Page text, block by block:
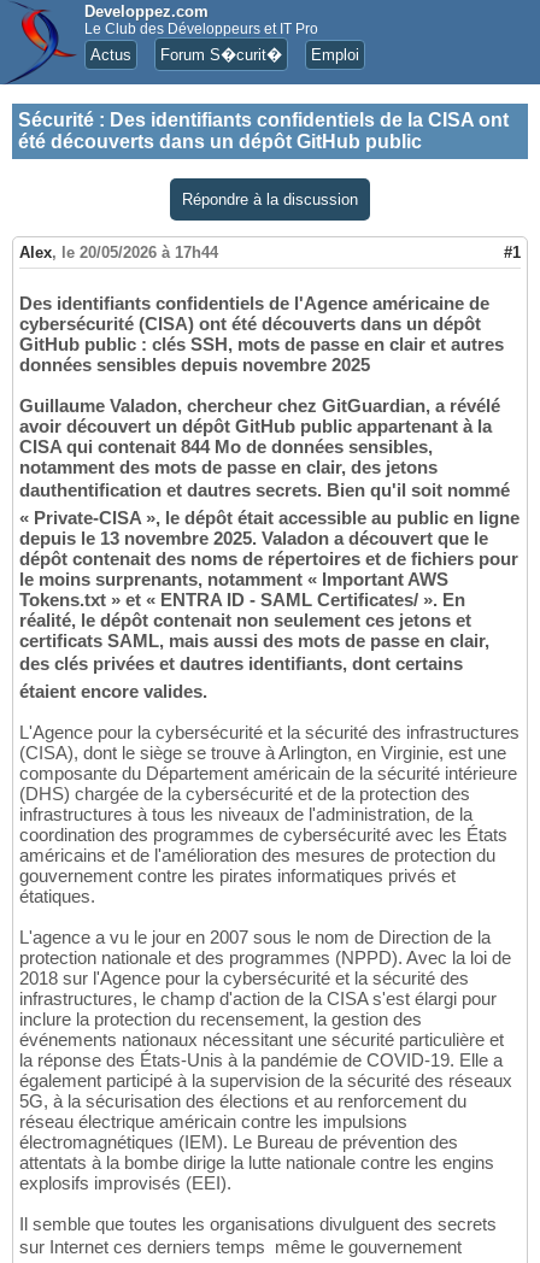
Developpez.com
Le Club des Développeurs et IT Pro
Actus Forum S�curit� Emploi
Sécurité : Des identifiants confidentiels de la CISA ont
été découverts dans un dépôt GitHub public
Répondre à la discussion
Alex, le 20/05/2026 à 17h44 #1
Des identifiants confidentiels de l'Agence américaine de
cybersécurité (CISA) ont été découverts dans un dépôt
GitHub public : clés SSH, mots de passe en clair et autres
données sensibles depuis novembre 2025
Guillaume Valadon, chercheur chez GitGuardian, a révélé
avoir découvert un dépôt GitHub public appartenant à la
CISA qui contenait 844 Mo de données sensibles,
notamment des mots de passe en clair, des jetons
dauthentification et dautres secrets. Bien qu'il soit nommé
« Private-CISA », le dépôt était accessible au public en ligne
depuis le 13 novembre 2025. Valadon a découvert que le
dépôt contenait des noms de répertoires et de fichiers pour
le moins surprenants, notamment « Important AWS
Tokens.txt » et « ENTRA ID - SAML Certificates/ ». En
réalité, le dépôt contenait non seulement ces jetons et
certificats SAML, mais aussi des mots de passe en clair,
des clés privées et dautres identifiants, dont certains
étaient encore valides.
L'Agence pour la cybersécurité et la sécurité des infrastructures
(CISA), dont le siège se trouve à Arlington, en Virginie, est une
composante du Département américain de la sécurité intérieure
(DHS) chargée de la cybersécurité et de la protection des
infrastructures à tous les niveaux de l'administration, de la
coordination des programmes de cybersécurité avec les États
américains et de l'amélioration des mesures de protection du
gouvernement contre les pirates informatiques privés et
étatiques.
L'agence a vu le jour en 2007 sous le nom de Direction de la
protection nationale et des programmes (NPPD). Avec la loi de
2018 sur l'Agence pour la cybersécurité et la sécurité des
infrastructures, le champ d'action de la CISA s'est élargi pour
inclure la protection du recensement, la gestion des
événements nationaux nécessitant une sécurité particulière et
la réponse des États-Unis à la pandémie de COVID-19. Elle a
également participé à la supervision de la sécurité des réseaux
5G, à la sécurisation des élections et au renforcement du
réseau électrique américain contre les impulsions
électromagnétiques (IEM). Le Bureau de prévention des
attentats à la bombe dirige la lutte nationale contre les engins
explosifs improvisés (EEI).
Il semble que toutes les organisations divulguent des secrets
sur Internet ces derniers temps  même le gouvernement